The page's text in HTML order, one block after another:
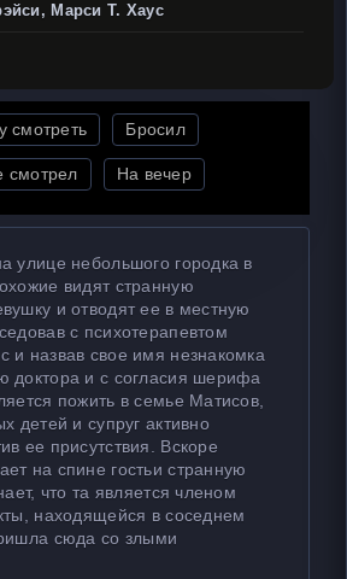
Марси Т. Хаус
смотреть Бросил
смотрел На вечер
улице небольшого городка в
видят странную
и отводят ее в местную
с психотерапевтом
и назвав свое имя незнакомка
доктора и с согласия шерифа
пожить в семье Матисов,
детей и супруг активно
ее присутствия. Вскоре
на спине гостьи странную
что та является членом
находящейся в соседнем
сюда со злыми